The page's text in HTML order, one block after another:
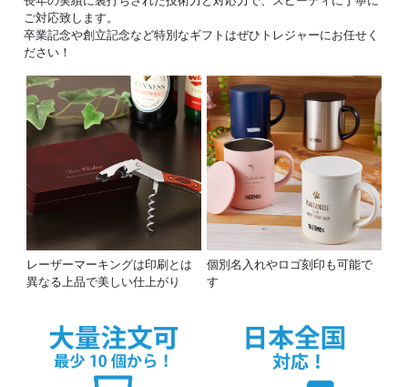
ご対応致します。
卒業記念や創立記念など特別なギフトはぜひトレジャーにお任せく
ださい！
レーザーマーキングは印刷とは
異なる上品で美しい仕上がり
個別名入れやロゴ刻印も可能で
す